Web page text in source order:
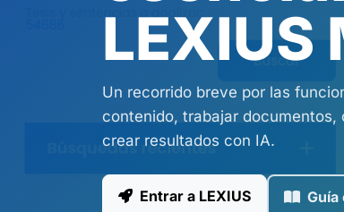
LEXIUS
Un recorrido breve por las
contenido, trabajar
crear resultados con IA.
Entrar a LEXIUS Guía